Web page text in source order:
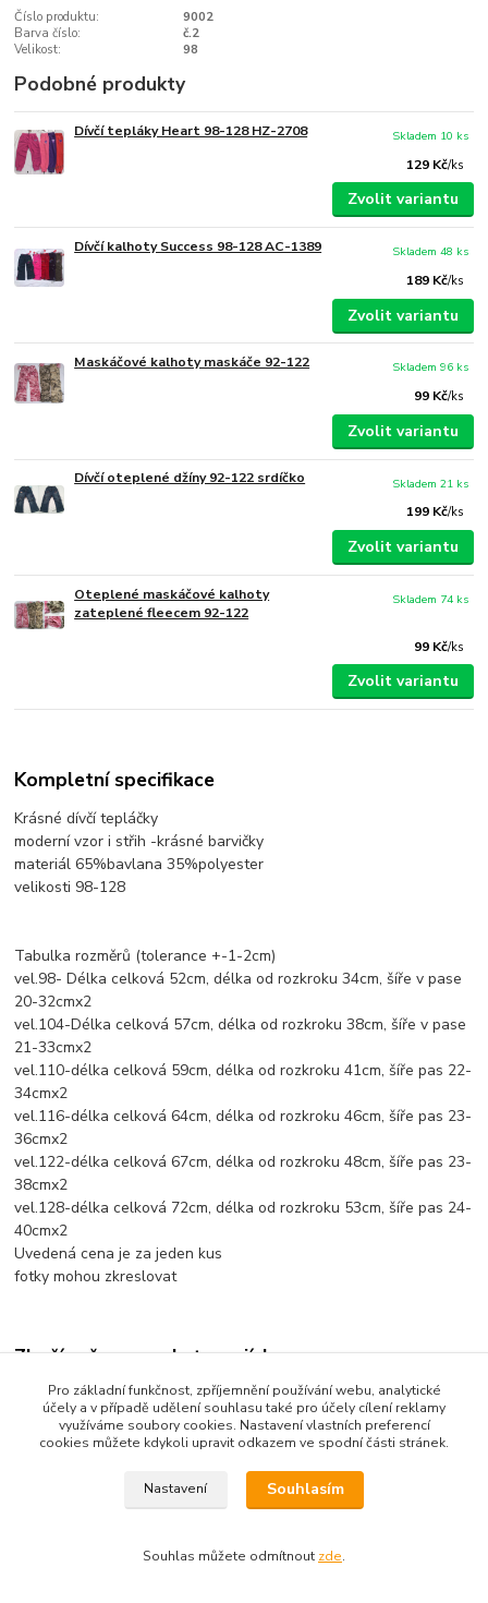
Číslo produktu:
9002
Barva číslo:
č.2
Velikost:
98
Podobné produkty
Dívčí tepláky Heart 98-128 HZ-2708
129 Kč/ks
Skladem 10 ks
Zvolit variantu
Dívčí kalhoty Success 98-128 AC-1389
189 Kč/ks
Skladem 48 ks
Zvolit variantu
Maskáčové kalhoty maskáče 92-122
99 Kč/ks
Skladem 96 ks
Zvolit variantu
Dívčí oteplené džíny 92-122 srdíčko
199 Kč/ks
Skladem 21 ks
Zvolit variantu
Oteplené maskáčové kalhoty
zateplené fleecem 92-122
99 Kč/ks
Skladem 74 ks
Zvolit variantu
Kompletní specifikace
Krásné dívčí tepláčky
moderní vzor i střih -krásné barvičky
materiál 65%bavlana 35%polyester
velikosti 98-128
Tabulka rozměrů (tolerance +-1-2cm)
vel.98- Délka celková 52cm, délka od rozkroku 34cm, šíře v pase
20-32cmx2
vel.104-Délka celková 57cm, délka od rozkroku 38cm, šíře v pase
21-33cmx2
vel.110-délka celková 59cm, délka od rozkroku 41cm, šíře pas 22-
34cmx2
vel.116-délka celková 64cm, délka od rozkroku 46cm, šíře pas 23-
36cmx2
vel.122-délka celková 67cm, délka od rozkroku 48cm, šíře pas 23-
38cmx2
vel.128-délka celková 72cm, délka od rozkroku 53cm, šíře pas 24-
40cmx2
Uvedená cena je za jeden kus
fotky mohou zkreslovat
Zboží zařazeno v kategoriích
Dětské oblečení
Dětské kalhoty
Pro základní funkčnost, zpříjemnění používání webu, analytické
účely a v případě udělení souhlasu také pro účely cílení reklamy
využíváme soubory cookies. Nastavení vlastních preferencí
cookies můžete kdykoli upravit odkazem ve spodní části stránek.
Nastavení Souhlasím
Souhlas můžete odmítnout zde.